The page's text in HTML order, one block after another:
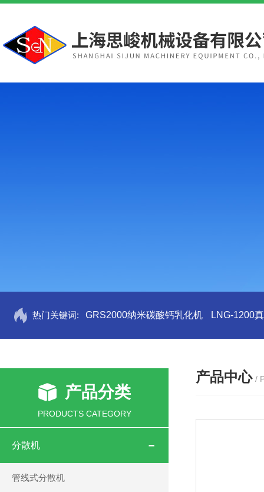
热门关键词: GRS2000纳米碳酸钙乳化机 LNG-1200
产品分类
PRODUCTS CATEGORY
分散机
管线式分散机
产品中心 /